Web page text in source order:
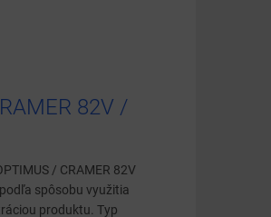
82V /
/ CRAMER 82V
spôsobu využitia
produktu. Typ